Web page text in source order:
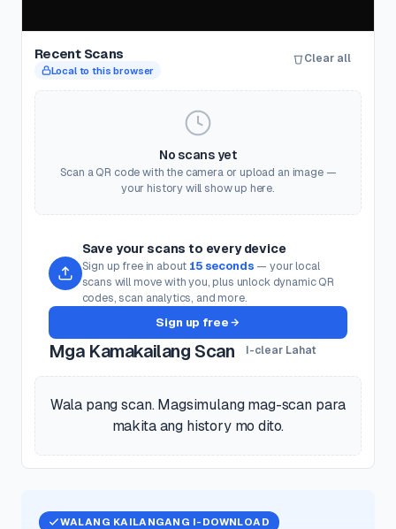
Recent Scans
Local to this browser
Clear all
No scans yet
Scan a QR code with the camera or upload an image —
your history will show up here.
Save your scans to every device
Sign up free in about 15 seconds — your local
scans will move with you, plus unlock dynamic QR
codes, scan analytics, and more.
Sign up free
Mga Kamakailang Scan I-clear Lahat
Wala pang scan. Magsimulang mag-scan para
makita ang history mo dito.
WALANG KAILANGANG I-DOWNLOAD